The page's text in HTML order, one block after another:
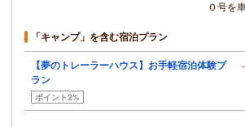
０号を
「キャンプ」を含む宿泊プラン
【夢のトレーラーハウス】お手軽宿泊体験プ
ラン
ポイント2%